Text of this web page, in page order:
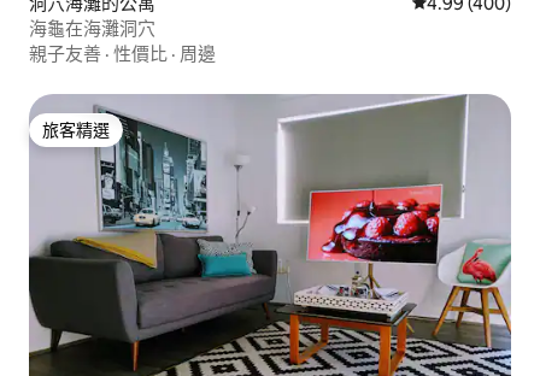
海龜在海灘洞穴
親子友善 · 性價比 · 周邊
旅客精選
旅客精選